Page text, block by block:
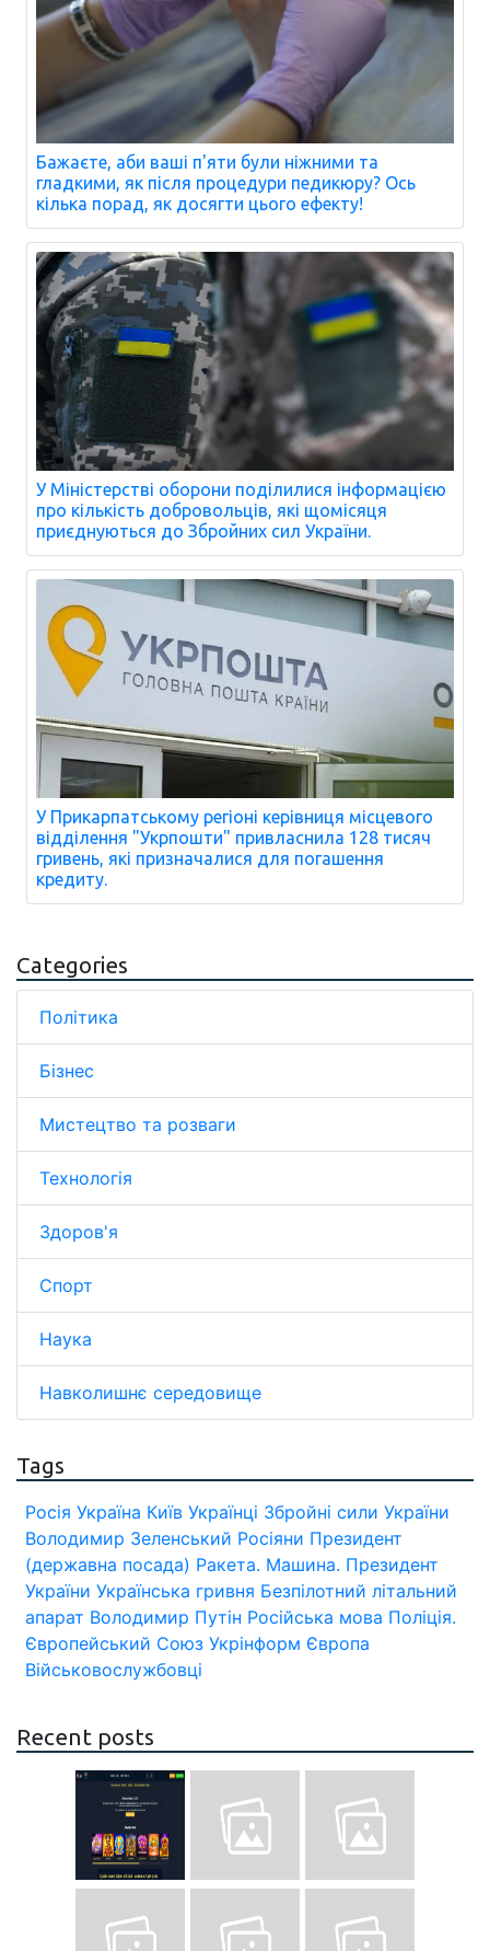
Бажаєте, аби ваші п'яти були ніжними та
гладкими, як після процедури педикюру? Ось
кілька порад, як досягти цього ефекту!
У Міністерстві оборони поділилися інформацією
про кількість добровольців, які щомісяця
приєднуються до Збройних сил України.
У Прикарпатському регіоні керівниця місцевого
відділення "Укрпошти" привласнила 128 тисяч
гривень, які призначалися для погашення
кредиту.
Categories
Політика
Бізнес
Мистецтво та розваги
Технологія
Здоров'я
Спорт
Наука
Навколишнє середовище
Tags
Росія Україна Київ Українці Збройні сили України
Володимир Зеленський Росіяни Президент
(державна посада) Ракета. Машина. Президент
України Українська гривня Безпілотний літальний
апарат Володимир Путін Російська мова Поліція.
Європейський Союз Укрінформ Європа
Військовослужбовці
Recent posts